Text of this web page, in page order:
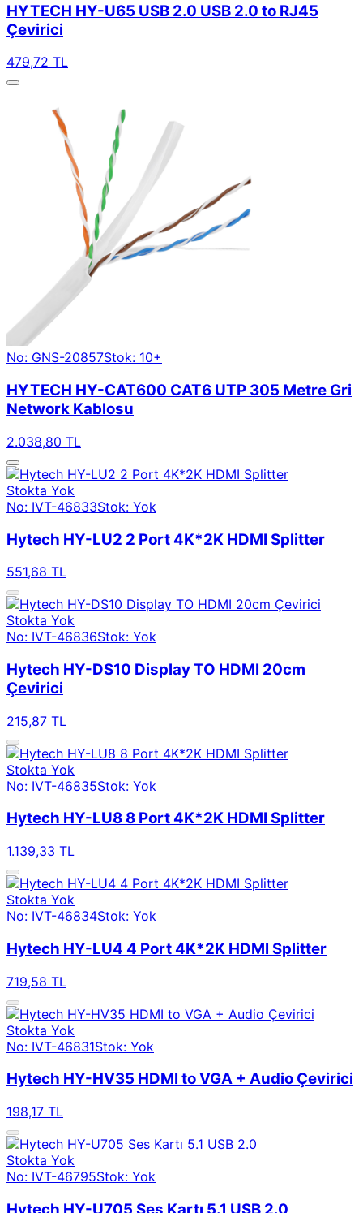
HYTECH HY-U65 USB 2.0 USB 2.0 to RJ45
Çevirici
479,72 TL
No: GNS-20857Stok: 10+
HYTECH HY-CAT600 CAT6 UTP 305 Metre Gri
Network Kablosu
2.038,80 TL
Stokta Yok
No: IVT-46833Stok: Yok
Hytech HY-LU2 2 Port 4K*2K HDMI Splitter
551,68 TL
Stokta Yok
No: IVT-46836Stok: Yok
Hytech HY-DS10 Display TO HDMI 20cm
Çevirici
215,87 TL
Stokta Yok
No: IVT-46835Stok: Yok
Hytech HY-LU8 8 Port 4K*2K HDMI Splitter
1.139,33 TL
Stokta Yok
No: IVT-46834Stok: Yok
Hytech HY-LU4 4 Port 4K*2K HDMI Splitter
719,58 TL
Stokta Yok
No: IVT-46831Stok: Yok
Hytech HY-HV35 HDMI to VGA + Audio Çevirici
198,17 TL
Stokta Yok
No: IVT-46795Stok: Yok
Hytech HY-U705 Ses Kartı 5.1 USB 2.0